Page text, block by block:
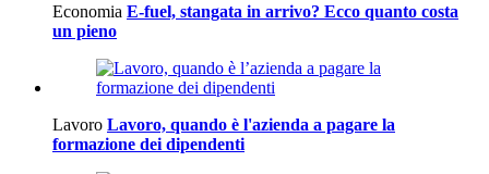
Economia E-fuel, stangata in arrivo? Ecco quanto costa
un pieno
Lavoro Lavoro, quando è l'azienda a pagare la
formazione dei dipendenti